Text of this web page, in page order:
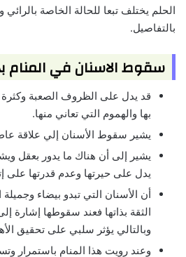
الحلم يختلف تبعا للحالة الخاصة
بالتفاصيل.
سقوط الاسنان في المنام
قد يدل على الظروف الصعبة وكثرة
بها والهموم التي تعاني منها.
يشير سقوط الأسنان إلي علاقة
يشير إلى أن هناك ما يدور بعقل
يدل على حيرتها وعدم قدرتها على
أن الأسنان التي تبدو بيضاء
الثقة بذاتها فعند سقوطها إشارة
وبالتالي يؤثر سلبي على تحقيق
وعند رويت هذا المنام باستمرار